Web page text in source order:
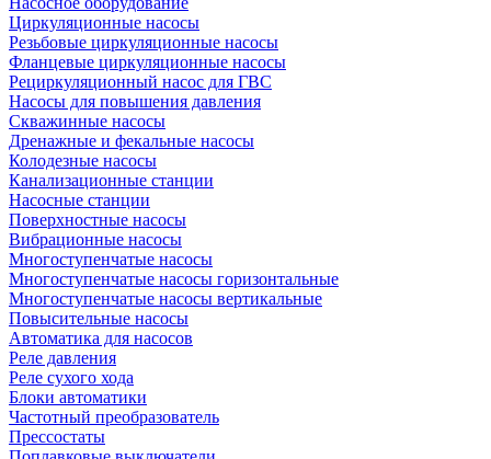
Циркуляционные насосы
Резьбовые циркуляционные насосы
Фланцевые циркуляционные насосы
Рециркуляционный насос для ГВС
Насосы для повышения давления
Скважинные насосы
Дренажные и фекальные насосы
Колодезные насосы
Канализационные станции
Насосные станции
Поверхностные насосы
Вибрационные насосы
Многоступенчатые насосы
Многоступенчатые насосы горизонтальные
Многоступенчатые насосы вертикальные
Повысительные насосы
Автоматика для насосов
Реле давления
Реле сухого хода
Блоки автоматики
Частотный преобразователь
Прессостаты